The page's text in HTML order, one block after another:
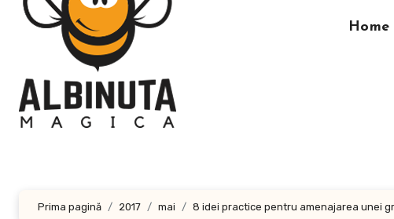
Home
Prima pagină 2017 mai 8 idei practice pentru amenajarea unei